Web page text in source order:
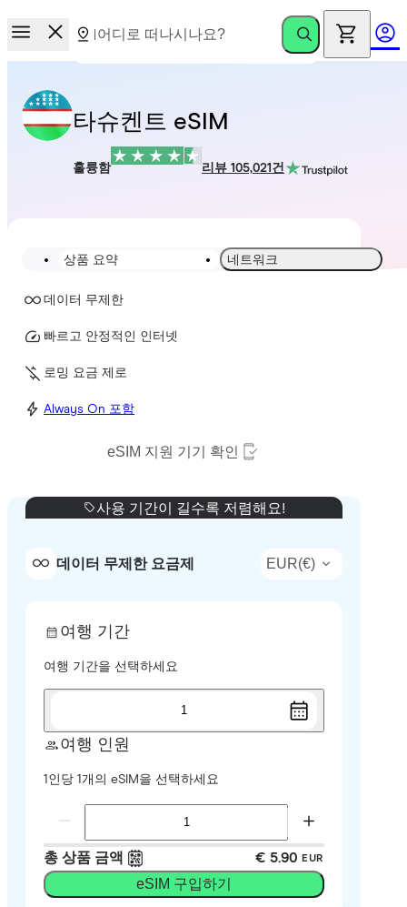
타슈켄트 eSIM
훌륭함 리뷰 105,021건
상품 요약 네트워크
데이터 무제한
빠르고 안정적인 인터넷
로밍 요금 제로
Always On 포함
eSIM 지원 기기 확인
사용 기간이 길수록 저렴해요!
데이터 무제한 요금제 EUR(€)
여행 기간
여행 기간을 선택하세요
1
여행 인원
1인당 1개의 eSIM을 선택하세요
총 상품 금액 € 5.90 EUR
eSIM 구입하기